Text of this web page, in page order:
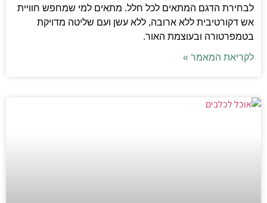
לבחירת הדגם המתאים לכל חלל. מתאים למי שמחפש חוויית
אש דקורטיבית ללא ארובה, ללא עשן ועם שליטה מדויקת
בטמפרטורה ובעוצמת האור.
לקריאת המאמר »